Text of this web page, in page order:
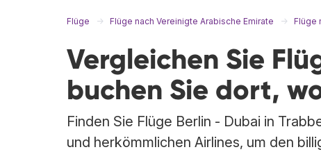
Flüge Flüge nach Vereinigte Arabische Emirate Flüge
Vergleichen Sie
buchen Sie dort,
Finden Sie Flüge Berlin - Dubai in
und herkömmlichen Airlines, um den